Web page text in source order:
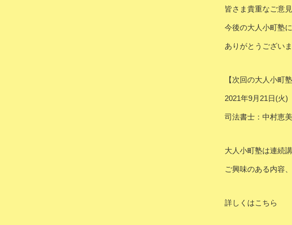
皆さま貴重なご意
今後の大人小町塾
ありがとうございま
【次回の大人小町
2021年9月21日(火
司法書士：中村恵
大人小町塾は連続
ご興味のある内容
詳しくはこちら